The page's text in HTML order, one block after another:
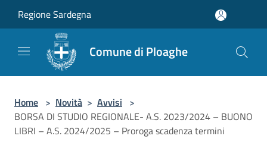
Regione Sardegna
Comune di Ploaghe
Home > Novità > Avvisi >
BORSA DI STUDIO REGIONALE- A.S. 2023/2024 – BUONO
LIBRI – A.S. 2024/2025 – Proroga scadenza termini